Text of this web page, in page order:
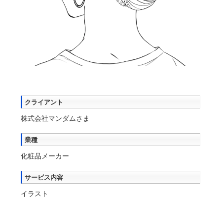
クライアント
株式会社マンダムさま
業種
化粧品メーカー
サービス内容
イラスト